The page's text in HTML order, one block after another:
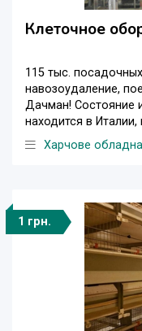
Клеточное
115 тыс.
навозоудаление,
Дачман! Состояние
находится в
Харчове
1 грн.